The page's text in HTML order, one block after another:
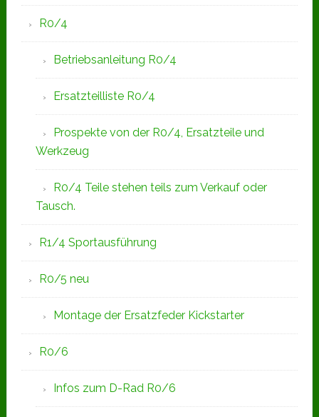
R0/4
Betriebsanleitung R0/4
Ersatzteilliste R0/4
Prospekte von der R0/4, Ersatzteile und
Werkzeug
R0/4 Teile stehen teils zum Verkauf oder
Tausch.
R1/4 Sportausführung
R0/5 neu
Montage der Ersatzfeder Kickstarter
R0/6
Infos zum D-Rad R0/6